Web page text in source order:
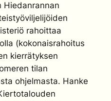
Hiedanrannan
rahoittaa
(kokonaisrahoitus
kierrätyksen
tilan
ohjelmasta. Hanke